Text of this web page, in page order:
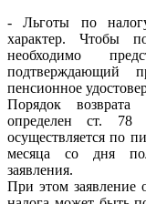
- Льготы по
характер. Чтобы
необходимо
подтверждающий
пенсионное
Порядок
определен ст. 78
осуществляется по
месяца со дня
заявления.
При этом заявление